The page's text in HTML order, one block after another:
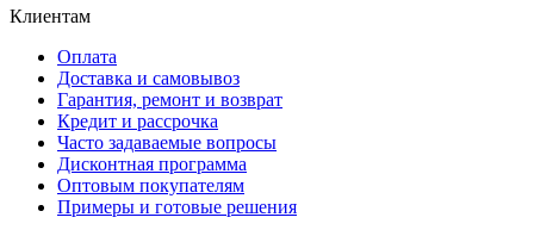
Клиентам
Оплата
Доставка и самовывоз
Гарантия, ремонт и возврат
Кредит и рассрочка
Часто задаваемые вопросы
Дисконтная программа
Оптовым покупателям
Примеры и готовые решения